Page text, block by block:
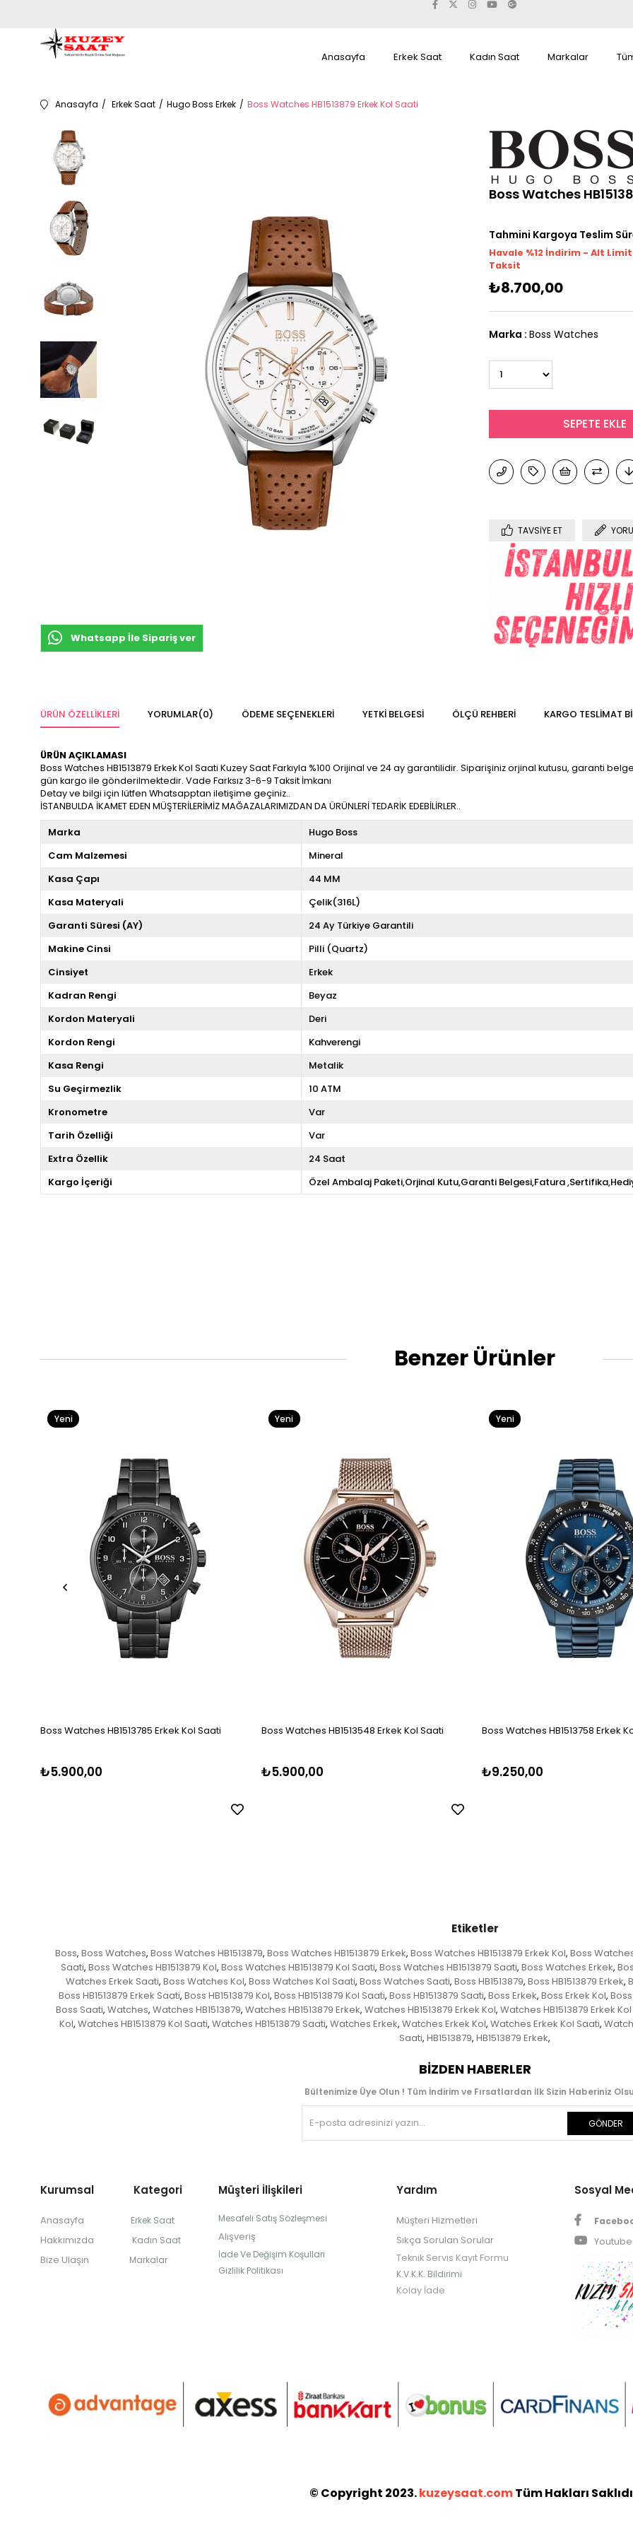
Anasayfa Erkek Saat Kadın Saat Markalar
Anasayfa Erkek Saat Hugo Boss Erkek Boss Watches HB1513879 Erkek Kol Saati
Whatsapp İle Sipariş ver
Boss Watches
Tahmini Kargoya Teslim
Havale %12 İndirim - Alt Limit
Taksit
₺8.700,00
Marka : Boss Watches
TAVSIYE ET
ÜRÜN ÖZELLIKLERI YORUMLAR(0) ÖDEME SEÇENEKLERI YETKİ BELGESİ ÖLÇÜ REHBERI KARGO TESLIMAT
ÜRÜN AÇIKLAMASI
Boss Watches HB1513879 Erkek Kol Saati Kuzey Saat Farkıyla %100 Orijinal ve 24 ay garantilidir. Siparişiniz orjinal kutusu, garanti
gün kargo ile gönderilmektedir. Vade Farksız 3-6-9 Taksit İmkanı
Detay ve bilgi için lütfen Whatsapptan iletişime geçiniz..
İSTANBULDA İKAMET EDEN MÜŞTERİLERİMİZ MAĞAZALARIMIZDAN DA ÜRÜNLERİ TEDARİK EDEBİLİRLER..
Marka
Hugo Boss
Cam Malzemesi
Mineral
Kasa Çapı
44 MM
Kasa Materyali
Çelik(316L)
Garanti Süresi (AY)
24 Ay Türkiye Garantili
Makine Cinsi
Pilli (Quartz)
Cinsiyet
Erkek
Kadran Rengi
Beyaz
Kordon Materyali
Deri
Kordon Rengi
Kahverengi
Kasa Rengi
Metalik
Su Geçirmezlik
10 ATM
Kronometre
Var
Tarih Özelliği
Var
Extra Özellik
24 Saat
Kargo İçeriği
Özel Ambalaj Paketi,Orjinal Kutu,Garanti Belgesi,Fatura
Benzer Ürünler
Boss Watches HB1513785 Erkek Kol Saati
₺5.900,00
Yeni
Boss Watches HB1513548 Erkek Kol Saati
₺5.900,00
Yeni
Boss Watches HB1513758 Erkek
₺9.250,00
Yeni
Etiketler
Boss, Boss Watches, Boss Watches HB1513879, Boss Watches HB1513879 Erkek, Boss Watches HB1513879 Erkek Kol, Boss
Saati, Boss Watches HB1513879 Kol, Boss Watches HB1513879 Kol Saati, Boss Watches HB1513879 Saati, Boss Watches Erkek,
Watches Erkek Saati, Boss Watches Kol, Boss Watches Kol Saati, Boss Watches Saati, Boss HB1513879, Boss HB1513879 Erkek,
Boss HB1513879 Erkek Saati, Boss HB1513879 Kol, Boss HB1513879 Kol Saati, Boss HB1513879 Saati, Boss Erkek, Boss Erkek Kol,
Boss Saati, Watches, Watches HB1513879, Watches HB1513879 Erkek, Watches HB1513879 Erkek Kol, Watches HB1513879 Erkek
Kol, Watches HB1513879 Kol Saati, Watches HB1513879 Saati, Watches Erkek, Watches Erkek Kol, Watches Erkek Kol Saati,
Saati, HB1513879, HB1513879 Erkek,
BIZDEN HABERLER
Bültenimize Üye Olun ! Tüm İndirim ve Fırsatlardan İlk Sizin Haberiniz
GÖNDER
Kurumsal Kategori
Anasayfa Erkek Saat
Hakkımızda Kadın Saat
Bize Ulaşın Markalar
Müşteri İlişkileri
Mesafeli Satış Sözleşmesi
Alışveriş
İade Ve Değişim Koşulları
Gizlilik Politikası
Yardım
Müşteri Hizmetleri
Sıkça Sorulan Sorular
Teknik Servis Kayıt Formu
K.V.K.K. Bildirimi
Kolay İade
Sosyal
Youtube
© Copyright 2023.kuzeysaat.comTüm Hakları